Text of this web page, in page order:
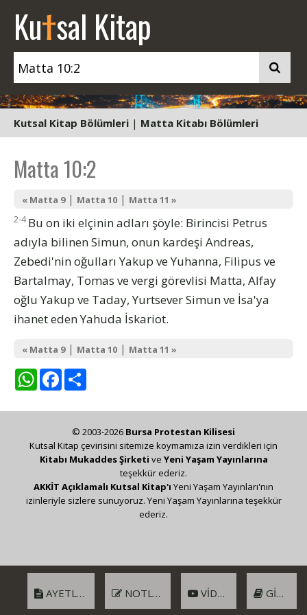
Kutsal Kitap
Kutsal Kitap Bölümleri | Matta Kitabı Bölümleri
Matta 10:2
« Matta 9| Matta 10 | Matta 11 »
2-4 Bu on iki elçinin adları şöyle: Birincisi Petrus
adıyla bilinen Simun, onun kardeşi Andreas,
Zebedi'nin oğulları Yakup ve Yuhanna, Filipus ve
Bartalmay, Tomas ve vergi görevlisi Matta, Alfay
oğlu Yakup ve Taday, Yurtsever Simun ve İsa'ya
ihanet eden Yahuda İskariot.
« Matta 9| Matta 10 | Matta 11 »
WhatsAppFacebook
AYETLER NOTLAR VIDEO GIRIŞ
© 2003-2026 Bursa Protestan Kilisesi
Kutsal Kitap çevirisini sitemize koymamıza izin verdikleri için
Kitabı Mukaddes Şirketi ve Yeni Yaşam Yayınlarına
teşekkür ederiz.
AKKİT Açıklamalı Kutsal Kitap'ı Yeni Yaşam Yayınları'nın
izinleriyle sizlere sunuyoruz. Yeni Yaşam Yayınlarına teşekkür
ederiz.